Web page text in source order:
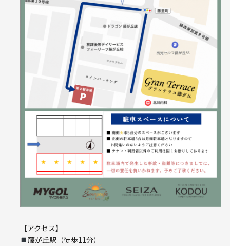
【アクセス】
藤が丘駅（徒歩11分）